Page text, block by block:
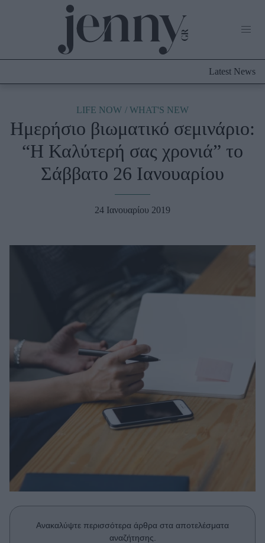
Culture
Fashion
Shopping
Styling Tips
Beauty - Ομορφιά
Skincare
Ψυχολογία
Υγεία + Διατροφή
Σχέσεις & Σεξ
Woman Power
Parenting
Working Girl
Real Women
Πρόσωπα
Latest News
LIFE NOW WHAT'S NEW
Ημερήσιο βιωματικό σεμινάριο:
“Η Καλύτερή σας χρονιά” το
Σάββατο 26 Ιανουαρίου
24 Ιανουαρίου 2019
Ανακαλύψτε περισσότερα άρθρα στα αποτελέσματα
αναζήτησης.